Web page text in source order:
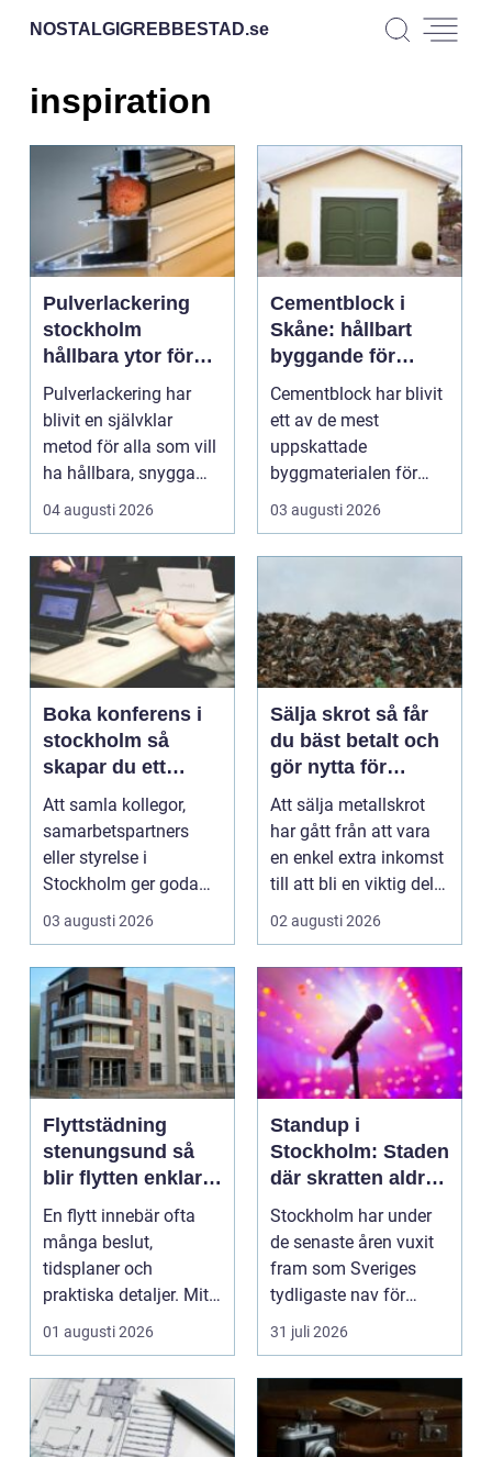
NOSTALGIGREBBESTAD.se
inspiration
Pulverlackering
stockholm
hållbara ytor för
både hem och
industri
Pulverlackering har
blivit en självklar
metod för alla som vill
ha hållbara, snygga
och rostskyddade...
04 augusti 2026
Cementblock i
Skåne: hållbart
byggande för
lantbruk, stall och
grundläggning
Cementblock har blivit
ett av de mest
uppskattade
byggmaterialen för
både privatpersoner ...
03 augusti 2026
Boka konferens i
stockholm så
skapar du ett
lyckat möte
Att samla kollegor,
samarbetspartners
eller styrelse i
Stockholm ger goda
möjligheter till
effektiva...
03 augusti 2026
Sälja skrot så får
du bäst betalt och
gör nytta för
miljön
Att sälja metallskrot
har gått från att vara
en enkel extra inkomst
till att bli en viktig del
av om...
02 augusti 2026
Flyttstädning
stenungsund så
blir flytten enklare
och mer trygg
En flytt innebär ofta
många beslut,
tidsplaner och
praktiska detaljer. Mitt
i allt hamnar
flyttstädn...
01 augusti 2026
Standup i
Stockholm: Staden
där skratten aldrig
tar paus
Stockholm har under
de senaste åren vuxit
fram som Sveriges
tydligaste nav för
livehumor....
31 juli 2026